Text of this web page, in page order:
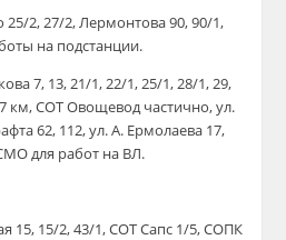
25/2, 27/2, Лермонтова 90, 90/1,
на подстанции.
7, 13, 21/1, 22/1, 25/1, 28/1, 29,
км, СОТ Овощевод частично, ул.
62, 112, ул. А. Ермолаева 17,
для работ на ВЛ.
15, 15/2, 43/1, СОТ Сапс 1/5, СОПК